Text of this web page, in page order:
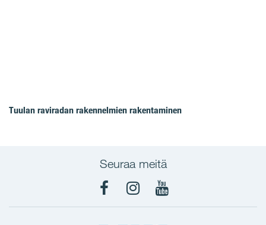
Tuulan raviradan rakennelmien rakentaminen
Seuraa meitä
FacebookInstagram
YouTube